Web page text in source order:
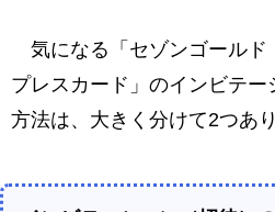
気になる「セゾンゴールド
プレスカード」のインビテ
方法は、大きく分けて2つあり